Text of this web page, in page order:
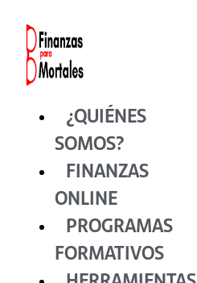
contenido
¿QUIÉNES
SOMOS?
FINANZAS
ONLINE
PROGRAMAS
FORMATIVOS